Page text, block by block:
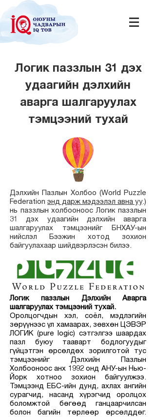
Логик паззлын 31 дэх
удаагийн дэлхийн
аварга шалгаруулах
тэмцээний тухай
Дэлхийн Пазлын Холбоо (World Puzzle
Federation энд дарж мэдээлэл авна уу.)
нь паззлын холбооноос Логик паззлын
31 дэх удаагийн дэлхийн аварга
шалгаруулах тэмцээнийг БНХАУ-ын
нийслэл Бээжин хотод зохион
байгуулахаар шийдвэрлэсэн билээ.
Логик паззлын Дэлхийн Аварга
шалгаруулах тэмцээний тухай.
Оролцогчдын хэл, соёл, мэдлэгийн
зөрүүнээс үл хамаарах, зөвхөн ЦЭВЭР
ЛОГИК (pure logic) сэтгэлгээ шаардах
пазл буюу тааварт бодлогуудыг
гүйцэтгэн өрсөлдөх зорилготой тус
тэмцээнийг Дэлхийн Пазлын
Холбооноос анх 1992 онд АНУ-ын Нью-
Йорк хотноо зохион байгуулжээ.
Тэмцээнд ЕБС-ийн дунд, ахлах ангийн
сурагчид, насанд хүрэгчид оролцох
боломжтой бөгөөд ганцаарчилсан
болон багийн төрлөөр өрсөлддөг.